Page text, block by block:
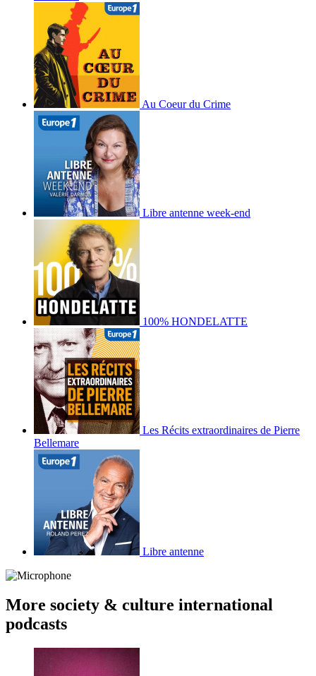
Au Coeur du Crime
Libre antenne week-end
100% HONDELATTE
Les Récits extraordinaires de Pierre
Bellemare
Libre antenne
More society & culture international
podcasts